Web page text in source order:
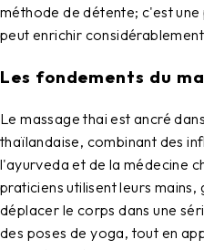
méthode de détente; c'est
peut enrichir
Les fondements du
Le massage thai est ancré
thaïlandaise, combinant des
l'ayurveda et de la médecine
praticiens utilisent leurs
déplacer le corps dans une
des poses de yoga, tout en